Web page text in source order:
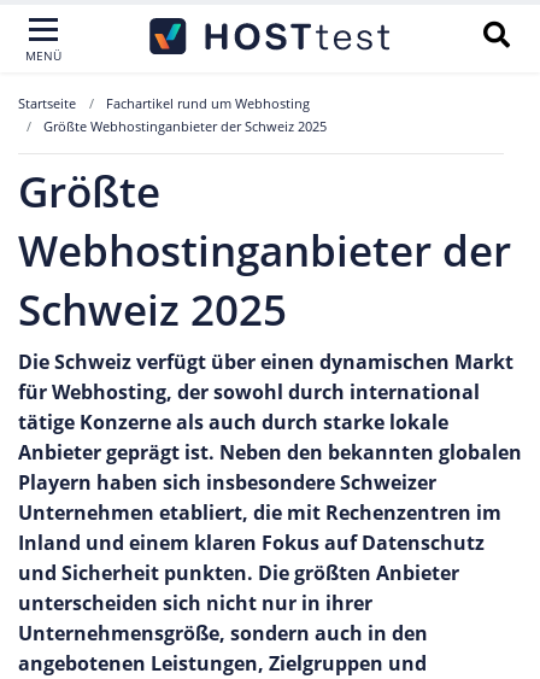
MENÜ
Startseite
Fachartikel rund um Webhosting
Größte Webhostinganbieter der Schweiz 2025
Größte
Webhostinganbieter der
Schweiz 2025
Die Schweiz verfügt über einen dynamischen Markt
für Webhosting, der sowohl durch international
tätige Konzerne als auch durch starke lokale
Anbieter geprägt ist. Neben den bekannten globalen
Playern haben sich insbesondere Schweizer
Unternehmen etabliert, die mit Rechenzentren im
Inland und einem klaren Fokus auf Datenschutz
und Sicherheit punkten. Die größten Anbieter
unterscheiden sich nicht nur in ihrer
Unternehmensgröße, sondern auch in den
angebotenen Leistungen, Zielgruppen und